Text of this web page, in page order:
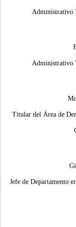
Administrativo
Administrativo
Titular del Área de
Jefe de Departamento